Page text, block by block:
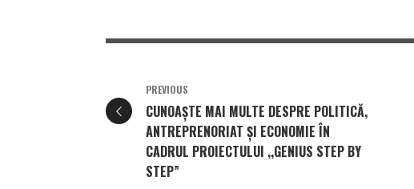
PREVIOUS
CUNOAȘTE MAI MULTE DESPRE POLITICĂ,
ANTREPRENORIAT ȘI ECONOMIE ÎN
CADRUL PROIECTULUI ,,GENIUS STEP BY
STEP”